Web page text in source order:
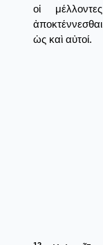
οἱ μέλλοντες
ἀποκτέννεσθαι
ὡς καὶ αὐτοί.